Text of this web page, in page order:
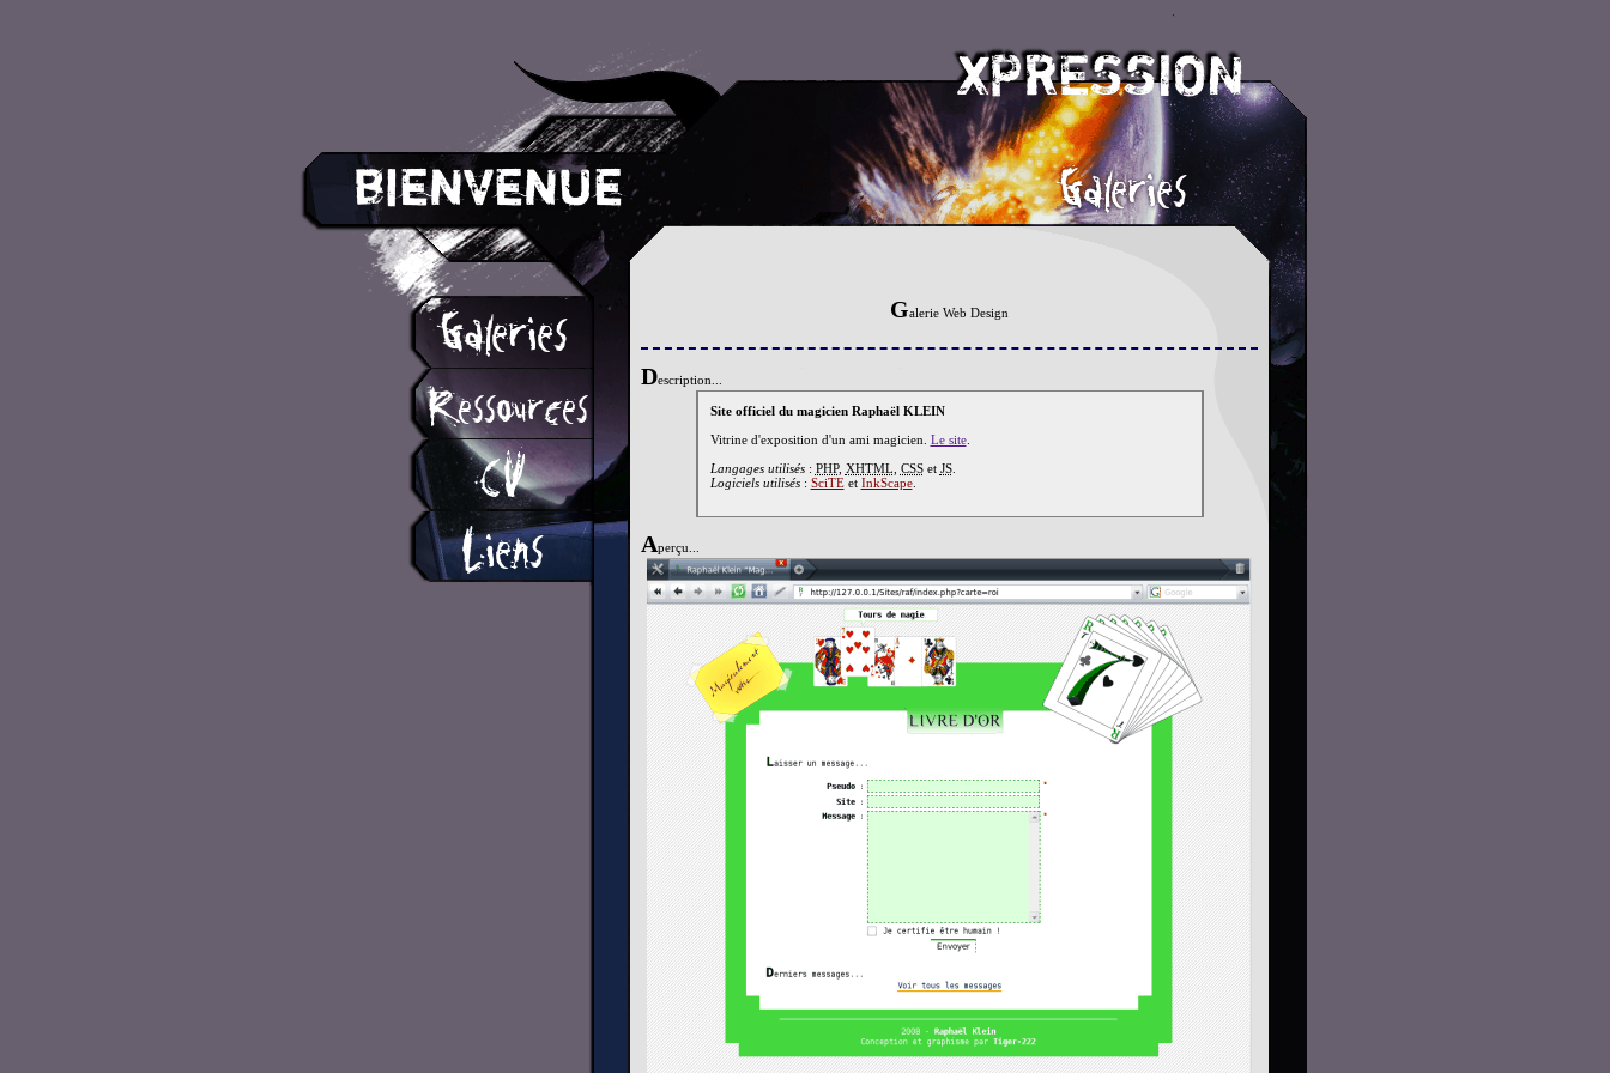
Galerie Web Design
Description...
Site officiel du magicien Raphaël KLEIN
Vitrine d'exposition d'un ami magicien. Le site.
Langages utilisés: PHP, XHTML CSSet JS.
Logiciels utilisés: SciTEet InkScape.
Aperçu...